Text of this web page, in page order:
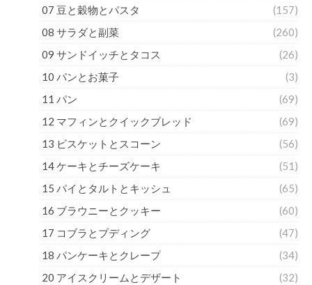
07 豆と穀物とパスタ
(157)
08 サラダと副菜
(260)
09 サンドイッチとタコス
(26)
10 パンとお菓子
(3)
11 パン
(69)
12 マフィンとクイックブレッド
(69)
13 ビスケットとスコーン
(56)
14 ケーキとチーズケーキ
(51)
15 パイとタルトとキッシュ
(65)
16 ブラウニーとクッキー
(60)
17 コブラとプディング
(47)
18 パンケーキとクレープ
(34)
20 アイスクリームとデザート
(32)